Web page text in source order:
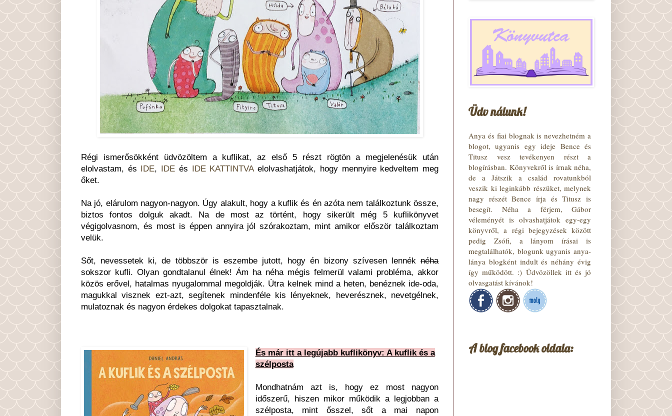
Régi ismerősökként üdvözöltem a kuflikat, az első 5 részt rögtön a megjelenésük után
elolvastam, és IDE IDE és IDE KATTINTVAelolvashatjátok, hogy mennyire kedveltem meg
őket.
Na jó, elárulom nagyon-nagyon. Úgy alakult, hogy a kuflik és én azóta nem találkoztunk össze,
biztos fontos dolguk akadt. Na de most az történt, hogy sikerült még 5 kuflikönyvet
végigolvasnom, és most is éppen annyira jól szórakoztam, mint amikor először találkoztam
velük.
Sőt, nevessetek ki, de többször is eszembe jutott, hogy én bizony szívesen lennék néha
sokszor kufli. Olyan gondtalanul élnek! Ám ha néha mégis felmerül valami probléma, akkor
közös erővel, hatalmas nyugalommal megoldják. Útra kelnek mind a heten, benéznek ide-oda,
magukkal visznek ezt-azt, segítenek mindenféle kis lényeknek, heverésznek, nevetgélnek,
mulatoznak és nagyon érdekes dolgokat tapasztalnak.
És már itt a legújabb kuflikönyv: A kuflik és a
szélposta
Mondhatnám azt is, hogy ez most nagyon
időszerű, hiszen mikor működik a legjobban a
szélposta, mint ősszel, sőt a mai napon
Üdv nálunk!
Anya és fiai blognak is nevezhetném a
blogot, ugyanis egy ideje Bence és
Titusz vesz tevékenyen részt a
blogírásban. Könyvekről is írnak néha,
de a Játszik a család rovatunkból
veszik ki leginkább részüket, melynek
nagy részét Bence írja és Titusz is
besegít. Néha a férjem, Gábor
véleményét is olvashatjátok egy-egy
könyvről, a régi bejegyzések között
pedig Zsófi, a lányom írásai is
megtalálhatók, blogunk ugyanis anya-
lánya blogként indult és néhány évig
így működött. :) Üdvözöllek itt és jó
olvasgatást kívánok!
A blog facebook oldala: